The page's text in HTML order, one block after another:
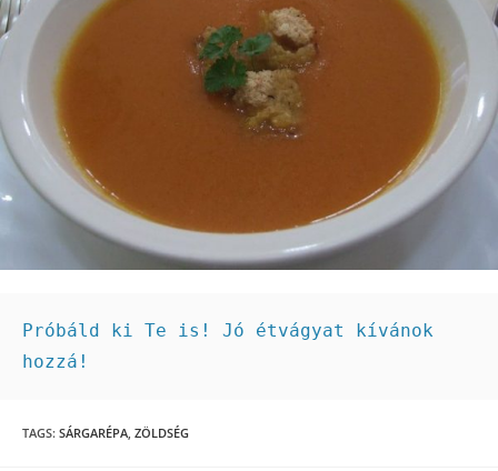
Próbáld ki Te is! Jó étvágyat kívánok
hozzá!
TAGS: SÁRGARÉPA ZÖLDSÉG